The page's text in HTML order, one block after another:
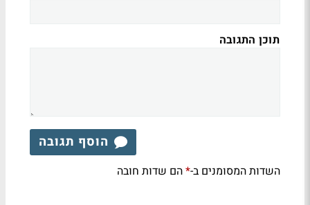
תוכן התגובה
הוסף תגובה
השדות המסומנים ב-*הם שדות חובה